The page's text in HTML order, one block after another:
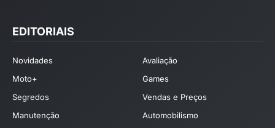
EDITORIAIS
Novidades
Avaliação
Moto+
Games
Segredos
Vendas e Preços
Manutenção
Automobilismo